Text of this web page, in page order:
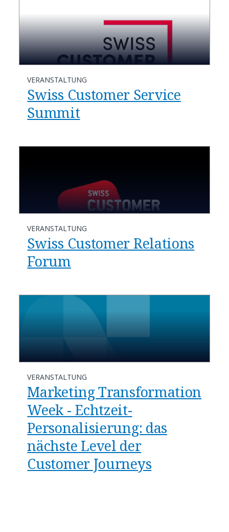
VERANSTALTUNG
Swiss Customer Service
Summit
VERANSTALTUNG
Swiss Customer Relations
Forum
VERANSTALTUNG
Marketing Transformation
Week - Echtzeit-
Personalisierung: das
nächste Level der
Customer Journeys